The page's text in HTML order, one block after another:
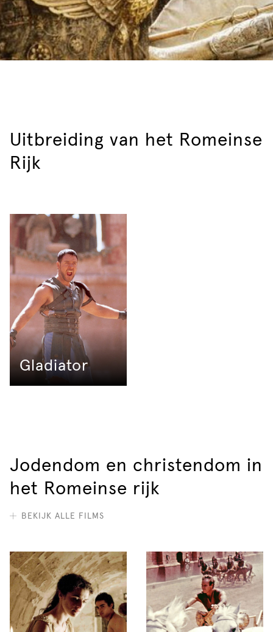
Uitbreiding van het Romeinse
Rijk
Gladiator
Jodendom en christendom in
het Romeinse rijk
BEKIJK ALLE FILMS